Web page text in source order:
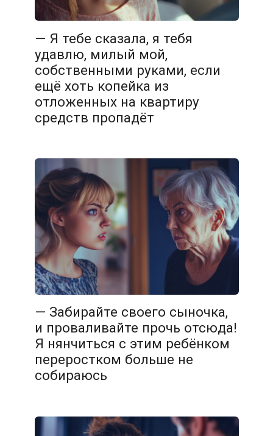
— Я тебе сказала, я тебя
удавлю, милый мой,
собственными руками, если
ещё хоть копейка из
отложенных на квартиру
средств пропадёт
— Забирайте своего сыночка,
и проваливайте прочь отсюда!
Я нянчиться с этим ребёнком
переростком больше не
собираюсь